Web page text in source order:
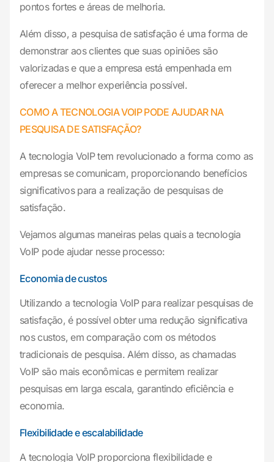
pontos fortes e áreas de melhoria.
Além disso, a pesquisa de satisfação é uma forma de
demonstrar aos clientes que suas opiniões são
valorizadas e que a empresa está empenhada em
oferecer a melhor experiência possível.
COMO A TECNOLOGIA VOIP PODE AJUDAR NA
PESQUISA DE SATISFAÇÃO?
A tecnologia VoIP tem revolucionado a forma como as
empresas se comunicam, proporcionando benefícios
significativos para a realização de pesquisas de
satisfação.
Vejamos algumas maneiras pelas quais a tecnologia
VoIP pode ajudar nesse processo:
Economia de custos
Utilizando a tecnologia VoIP para realizar pesquisas de
satisfação, é possível obter uma redução significativa
nos custos, em comparação com os métodos
tradicionais de pesquisa. Além disso, as chamadas
VoIP são mais econômicas e permitem realizar
pesquisas em larga escala, garantindo eficiência e
economia.
Flexibilidade e escalabilidade
A tecnologia VoIP proporciona flexibilidade e